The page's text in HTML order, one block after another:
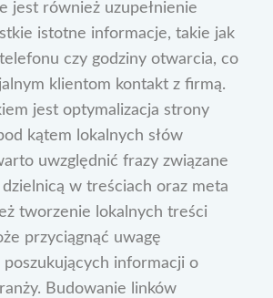
jest również uzupełnienie
istotne informacje, takie jak
czy godziny otwarcia, co
klientom kontakt z firmą.
jest optymalizacja strony
kątem lokalnych słów
uwzględnić frazy związane
w treściach oraz meta
tworzenie lokalnych treści
przyciągnąć uwagę
informacji o
Budowanie linków